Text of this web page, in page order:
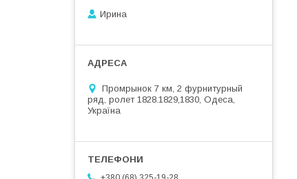
Ирина
Промрынок 7 км, 2 фурнитурный
ряд, ролет 1828.1829,1830, Одеса,
Україна